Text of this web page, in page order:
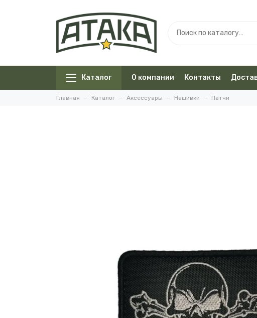
Каталог О компании Контакты
Главная Каталог Аксессуары Нашивки Патчи